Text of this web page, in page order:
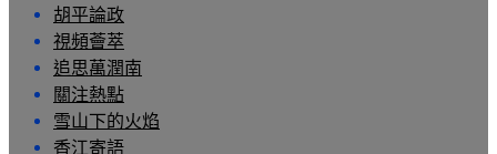
胡平論政
視頻薈萃
追思萬潤南
關注熱點
雪山下的火焰
香江寄語